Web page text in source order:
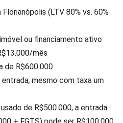
(LTV 80% vs. 60%
ou financiamento ativo
mês
de R$600.000
mesmo com taxa um
de R$500.000, a entrada